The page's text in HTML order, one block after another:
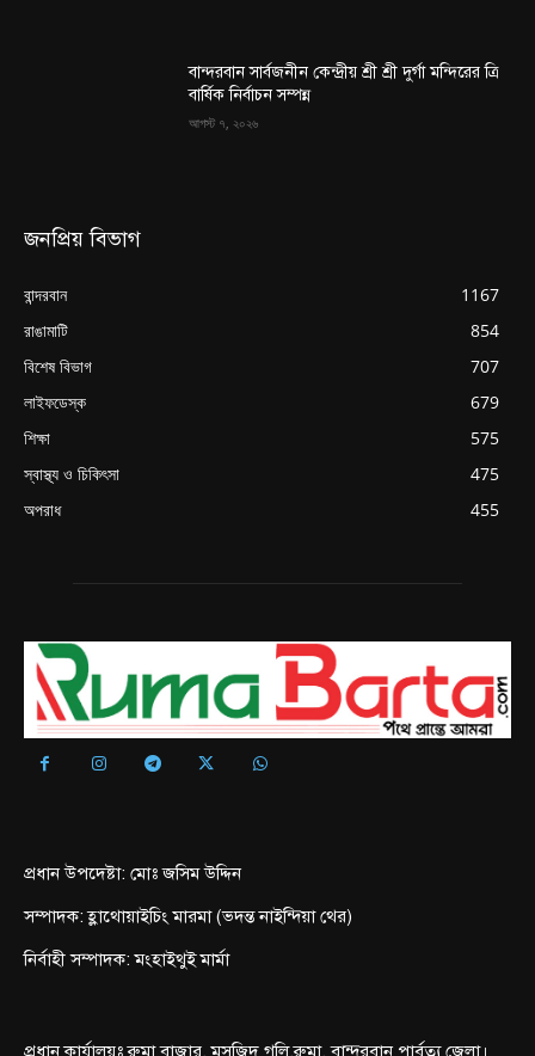
বান্দরবান সার্বজনীন কেন্দ্রীয় শ্রী শ্রী দুর্গা মন্দিরের ত্রি
বার্ষিক নির্বাচন সম্পন্ন
আগস্ট ৭, ২০২৬
জনপ্রিয় বিভাগ
বান্দরবান
1167
রাঙামাটি
854
বিশেষ বিভাগ
707
লাইফডেস্ক
679
শিক্ষা
575
স্বাস্থ্য ও চিকিৎসা
475
অপরাধ
455
প্রধান উপদেষ্টা: মোঃ জসিম উদ্দিন
সম্পাদক: হ্লাথোয়াইচিং মারমা (ভদন্ত নাইন্দিয়া থের)
নির্বাহী সম্পাদক: মংহাইথুই মার্মা
প্রধান কার্যালয়ঃ রুমা বাজার, মসজিদ গলি,রুমা, বান্দরবান পার্বত্য জেলা।